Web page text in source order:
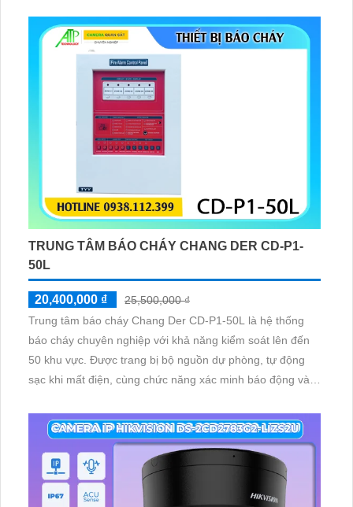
xa mà không loại bỏ chất lượng
TRUNG TÂM BÁO CHÁY CHANG DER CD-P1-
50L
20,400,000 ₫
25,500,000 ₫
Trung tâm báo cháy Chang Der CD-P1-50L là hệ thống
báo cháy chuyên nghiệp với khả năng kiểm soát lên đến
50 khu vực. Được trang bị bộ nguồn dự phòng, tự động
sạc khi mất điện, cùng chức năng xác minh báo động và
giảm thiểu báo động giả, bảo vệ an toàn tối ưu.